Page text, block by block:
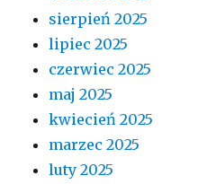
sierpień 2025
lipiec 2025
czerwiec 2025
maj 2025
kwiecień 2025
marzec 2025
luty 2025